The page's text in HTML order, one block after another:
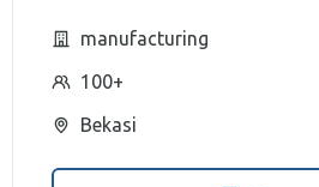
manufacturing
100+
Bekasi